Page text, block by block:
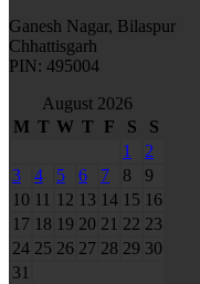
Ganesh Nagar, Bilaspur
Chhattisgarh
PIN: 495004
August 2026
M T W T F S
S
1
2
3
4 5 6 7 8
9
10 11 12 13 14 15 16
17 18 19 20 21 22 23
24 25 26 27 28 29 30
31